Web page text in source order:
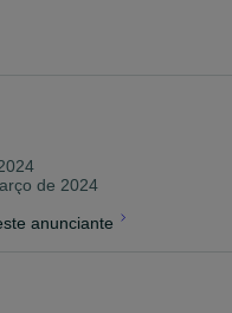
de 2024
anunciante